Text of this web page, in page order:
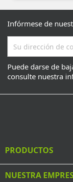
Infórmese de
Puede darse de
consulte nuestra
PRODUCTOS
NUESTRA